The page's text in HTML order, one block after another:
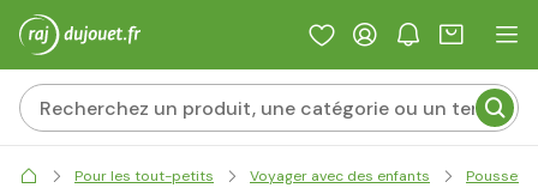
Pour les tout-petits Voyager avec des enfants